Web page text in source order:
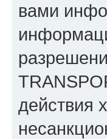
вами
действия